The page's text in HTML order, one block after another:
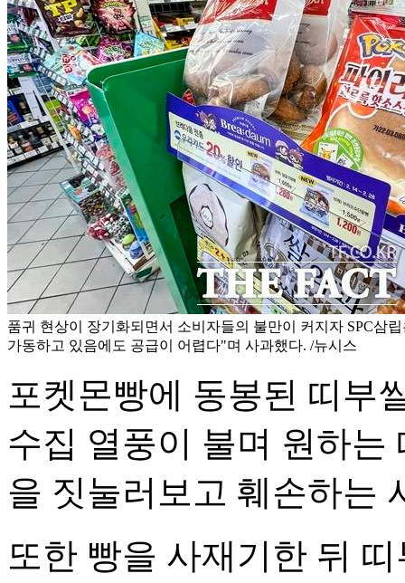
품귀 현상이 장기화되면서 소비자들의 불만이 커지자 SPC삼
가동하고 있음에도 공급이 어렵다"며 사과했다. /뉴시스
포켓몬빵에 동봉된 띠부
수집 열풍이 불며 원하는
을 짓눌러보고 훼손하는
또한 빵을 사재기한 뒤